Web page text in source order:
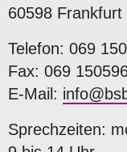
60598 Frankfurt
Telefon: 069
Fax: 069
E-Mail:
Sprechzeiten: